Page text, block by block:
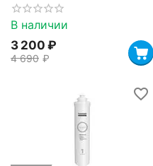
В наличии
3 200 ₽
4 690 ₽